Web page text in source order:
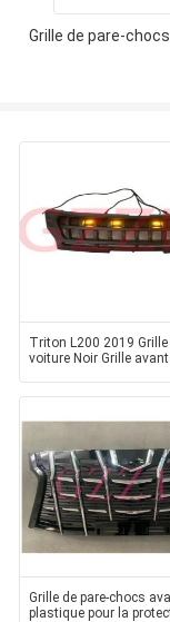
Grille de pare-
Triton L200 2019
voiture Noir Grille
Grille de pare-chocs
plastique pour la